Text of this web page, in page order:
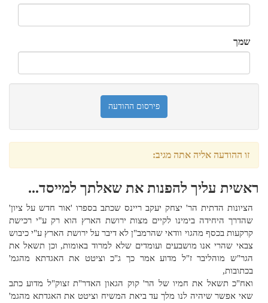
שמך
זו ההודעה אליה אתה מגיב:
ראשית עליך להפנות את שאלתך למייסד...
הציונות הדתית הר' יצחק יעקב ריינס שכתב בספרו 'אור חדש על ציון'
שהדרך היחידה בימינו לקיים מצות ירושת הארץ הוא רק ע"י רכישת
קרקעות בכסף מהגוי וודאי שהרמב"ן לא דיבר על ירושת הארץ ע"י כיבוש
צבאי שהרי אנו מושבעים ועומדים שלא למרוד באומות, וכן תשאל את
הגר"ש מוהליבר ז"ל מדוע אמר כך ג"כ וציטט את האגדתא מהגמ'
בכתובות,
ואח"כ תשאל את חמיו של הר' קוק הגאון האדר"ת זצוק"ל מדוע כתב
שאי אפשר שיהיה לנו מלך עד ביאת המשיח וציטט את האגדתא מהגמ'